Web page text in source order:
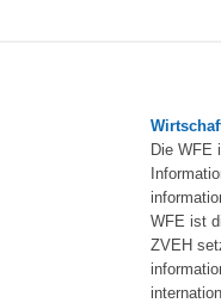
Die WFE
WFE ist
ZVEH